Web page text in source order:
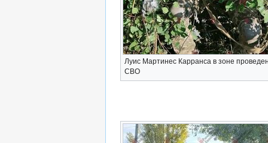
Луис Мартинес Карранса в зоне
СВО